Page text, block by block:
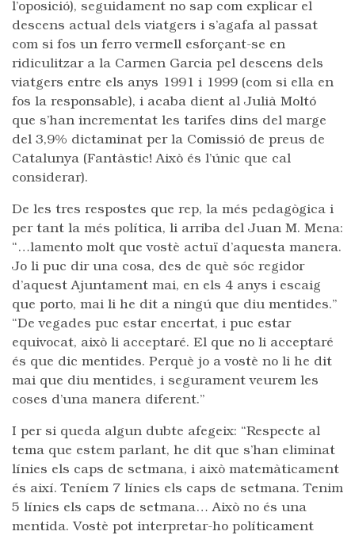
l’oposició), seguidament no sap com explicar el
descens actual dels viatgers i s’agafa al passat
com si fos un ferro vermell esforçant-se en
ridiculitzar a la Carmen Garcia pel descens dels
viatgers entre els anys 1991 i 1999 (com si ella en
fos la responsable), i acaba dient al Julià Moltó
que s’han incrementat les tarifes dins del marge
del 3,9% dictaminat per la Comissió de preus de
Catalunya (Fantàstic! Això és l’únic que cal
considerar).
De les tres respostes que rep, la més pedagògica i
per tant la més política, li arriba del Juan M. Mena:
“…lamento molt que vostè actuï d’aquesta manera.
Jo li puc dir una cosa, des de què sóc regidor
d’aquest Ajuntament mai, en els 4 anys i escaig
que porto, mai li he dit a ningú que diu mentides.”
“De vegades puc estar encertat, i puc estar
equivocat, això li acceptaré. El que no li acceptaré
és que dic mentides. Perquè jo a vostè no li he dit
mai que diu mentides, i segurament veurem les
coses d’una manera diferent.”
I per si queda algun dubte afegeix: “Respecte al
tema que estem parlant, he dit que s’han eliminat
línies els caps de setmana, i això matemàticament
és així. Teníem 7 línies els caps de setmana. Tenim
5 línies els caps de setmana… Això no és una
mentida. Vostè pot interpretar-ho políticament